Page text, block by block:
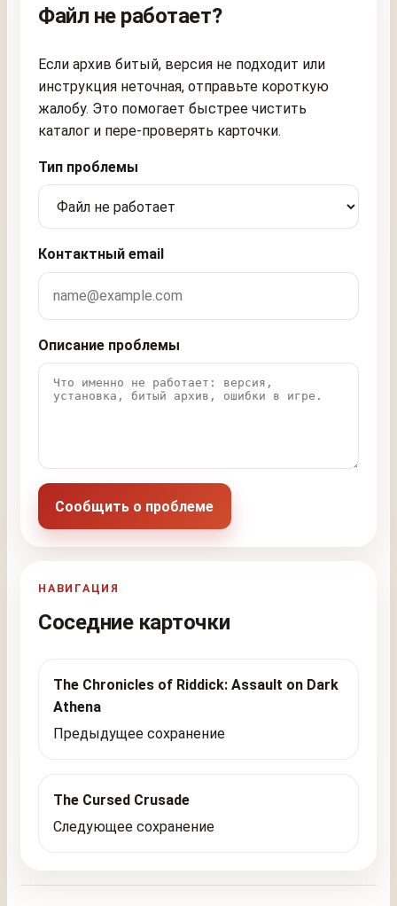
Файл не работает?
Если архив битый, версия не подходит или
инструкция неточная, отправьте короткую
жалобу. Это помогает быстрее чистить
каталог и пере-проверять карточки.
Тип проблемы
Контактный email
Описание проблемы
Сообщить о проблеме
НАВИГАЦИЯ
Соседние карточки
The Chronicles of Riddick: Assault on Dark
Athena
Предыдущее сохранение
The Cursed Crusade
Следующее сохранение